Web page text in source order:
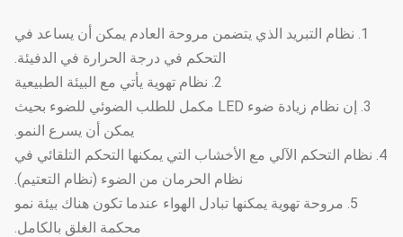
1. نظام التبريد الذي يتضمن مروحة العادم يمكن أن يساعد في
التحكم في درجة الحرارة في الدفيئة.
2. نظام تهوية يأتي مع البيئة الطبيعية
3. إن نظام زيادة ضوء LED مكمل للطلب الضوئي للضوء بحيث
يمكن أن يسرع النمو.
4. نظام التحكم الآلي مع الأخشاب التي يمكنها التحكم التلقائي في
نظام الحرمان من الضوء (نظام التعتيم).
5. مروحة تهوية يمكنها تبادل الهواء عندما تكون هناك بيئة نمو
محكمة الغلق بالكامل.